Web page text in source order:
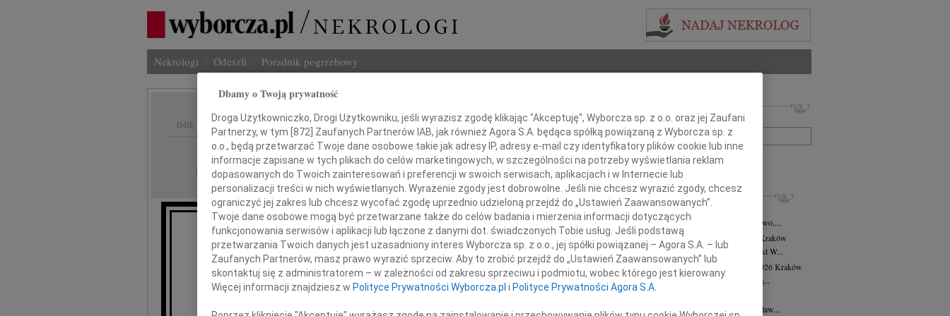
Nekrologi Odeszli Poradnik pogrzebowy
IMIĘ I NAZWISKO:
REGION: Kraków
DATA EMISJI: 07.05.2016
Są z nami przez chwilę zaledwie.
Odchodzą cichutko, na palcach żeby nie budzić, nie przeszkadzać,
nie martwić. Tylko ta pustka... na nią jedynie nie mają sposobu.
To już jest po naszej,
Imię i nazwisko lub numer ogłoszenia:
+ szukanie zaawansowane
INNE NEKROLOGI
03.08.2026Kraków
Dla Basi Domek, Dora i Klaudiusz, Eliza, Gwo,...
Magdalena Płonka-Kalkowska
Kraków
Magdalena Płonka-Kalkowska Kuka architekt W...
Barbara Tworzewska-Mikołajewicz
02.07.2026 Kraków
Z głębokim żalem żegnamy naszą wieloletnią...
Stanisław Król
23 czerwca 2026 roku odszedł Mistrz Stanisław...
Dbamy o Twoją prywatność
Droga Użytkowniczko, Drogi Użytkowniku, jeśli wyrazisz zgodę klikając "Akceptuję", Wyborcza sp. z o.o. oraz jej Zaufani
Partnerzy, w tym [872] Zaufanych Partnerów IAB, jak również Agora S.A. będąca spółką powiązaną z Wyborcza sp. z
o.o., będą przetwarzać Twoje dane osobowe takie jak adresy IP, adresy e-mail czy identyfikatory plików cookie lub inne
informacje zapisane w tych plikach do celów marketingowych, w szczególności na potrzeby wyświetlania reklam
dopasowanych do Twoich zainteresowań i preferencji w swoich serwisach, aplikacjach i w Internecie lub
personalizacji treści w nich wyświetlanych. Wyrażenie zgody jest dobrowolne. Jeśli nie chcesz wyrazić zgody, chcesz
ograniczyć jej zakres lub chcesz wycofać zgodę uprzednio udzieloną przejdź do „Ustawień Zaawansowanych”.
Twoje dane osobowe mogą być przetwarzane także do celów badania i mierzenia informacji dotyczących
funkcjonowania serwisów i aplikacji lub łączone z danymi dot. świadczonych Tobie usług. Jeśli podstawą
przetwarzania Twoich danych jest uzasadniony interes Wyborcza sp. z o.o., jej spółki powiązanej – Agora S.A. – lub
Zaufanych Partnerów, masz prawo wyrazić sprzeciw. Aby to zrobić przejdź do „Ustawień Zaawansowanych” lub
skontaktuj się z administratorem – w zależności od zakresu sprzeciwu i podmiotu, wobec którego jest kierowany.
Więcej informacji znajdziesz w Polityce Prywatności Wyborcza.pl i Polityce Prywatności Agora S.A.